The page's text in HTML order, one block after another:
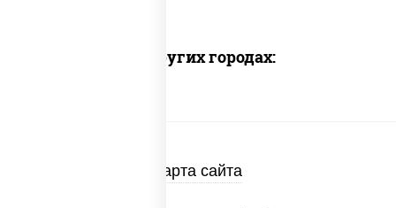
Доставка в других городах:
Карта сайта